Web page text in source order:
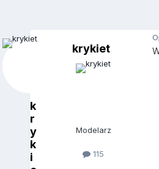
k
r
y
k
i
krykiet
Modelarz
115